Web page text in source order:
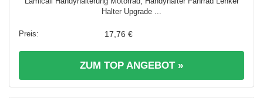
Halter Upgrade ...
17,76 €
ZUM TOP ANGEBOT »